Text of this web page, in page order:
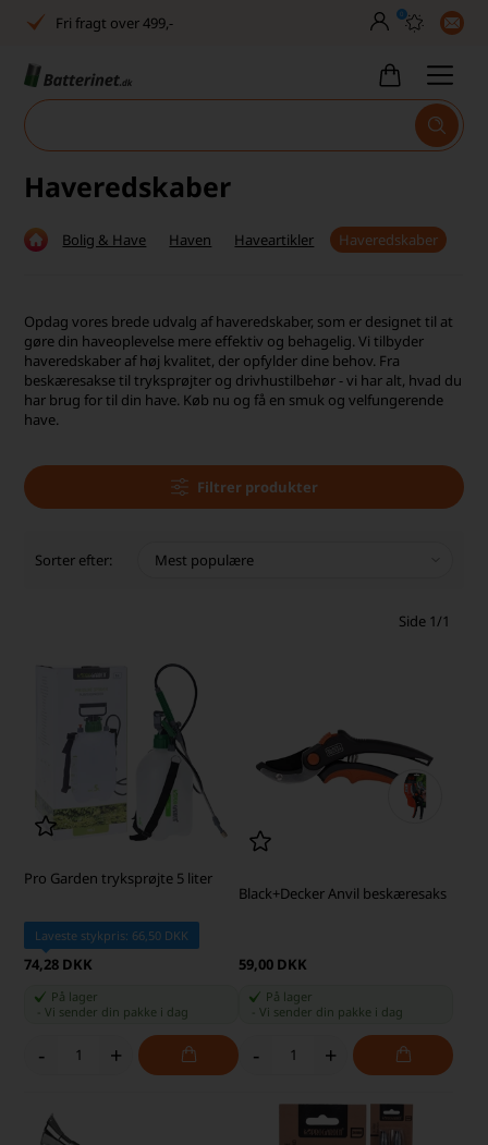
Fri fragt over 499,-
Tlf. er lukket uge 27-32
Høj kundetilfredshed
Dag-til-dag levering
Dansk lager
30 dages returret
Tlf. er lukket uge 27-32
Høj kundetilfredshed
0
Haveredskaber
Bolig & Have Haven Haveartikler Haveredskaber
Opdag vores brede udvalg af haveredskaber, som er designet til at
gøre din haveoplevelse mere effektiv og behagelig. Vi tilbyder
haveredskaber af høj kvalitet, der opfylder dine behov. Fra
beskæresakse til tryksprøjter og drivhustilbehør - vi har alt, hvad du
har brug for til din have. Køb nu og få en smuk og velfungerende
have.
Filtrer produkter
Sorter efter:
Side 1/1
Pro Garden tryksprøjte 5 liter
Laveste stykpris: 66,50 DKK
74,28 DKK
På lager
-Vi sender din pakke i dag
- +
Black+Decker Anvil beskæresaks
59,00 DKK
På lager
Vi sender din pakke i dag
- +